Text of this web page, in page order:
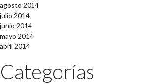
agosto 2014
julio 2014
junio 2014
mayo 2014
abril 2014
Categorías